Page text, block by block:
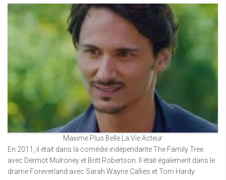
Maxime Plus Belle La Vie Acteur
En 2011, il était dans la comédie indépendante The Family Tree
avec Dermot Mulroney et Britt Robertson. Il était également dans le
drame Foreverland avec Sarah Wayne Callies et Tom Hardy.